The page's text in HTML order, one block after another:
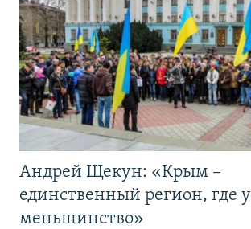
Андрей Щекун: «Крым –
единственный регион, где
меньшинство»